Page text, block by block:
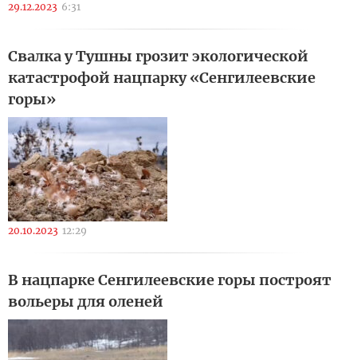
29.12.2023 6:31
Свалка у Тушны грозит экологической
катастрофой нацпарку «Сенгилеевские
горы»
20.10.2023 12:29
В нацпарке Сенгилеевские горы построят
вольеры для оленей